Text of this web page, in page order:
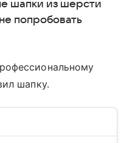
шапки из шерсти
попробовать
шапку.